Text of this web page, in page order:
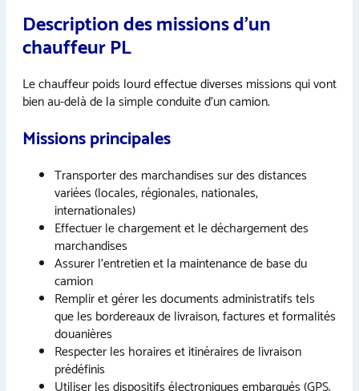
Description des missions d’un
chauffeur PL
Le chauffeur poids lourd effectue diverses missions qui vont
bien au-delà de la simple conduite d’un camion.
Missions principales
Transporter des marchandises sur des distances
variées (locales, régionales, nationales,
internationales)
Effectuer le chargement et le déchargement des
marchandises
Assurer l’entretien et la maintenance de base du
camion
Remplir et gérer les documents administratifs tels
que les bordereaux de livraison, factures et formalités
douanières
Respecter les horaires et itinéraires de livraison
prédéfinis